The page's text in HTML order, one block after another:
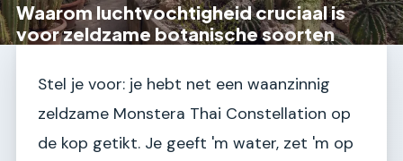
Waarom luchtvochtigheid cruciaal is
voor zeldzame botanische soorten
Stel je voor: je hebt net een waanzinnig
zeldzame Monstera Thai Constellation op
de kop getikt. Je geeft 'm water, zet 'm op